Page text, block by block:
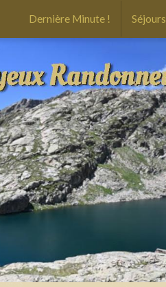
Dernière Minute ! Séjours